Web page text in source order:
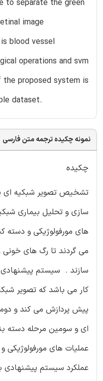
to separate the green
image
blood vessel
operations and svm
proposed system is
dataset.
نمونه چکیده ترجمه متن فارسی
چکیده
تشخیص تصویر شبکیه ای
سازی و تحلیل بیماری
می گردند تا رگ های خونی
سازند . سیستم
کار می باشد که تصویر
پیش پردازش می کند و
ای و سومین مرحله دسته
عملکرد سیستم پیشنهادی